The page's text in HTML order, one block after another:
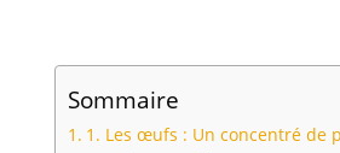
Sommaire
1. Les œufs : Un concentré de